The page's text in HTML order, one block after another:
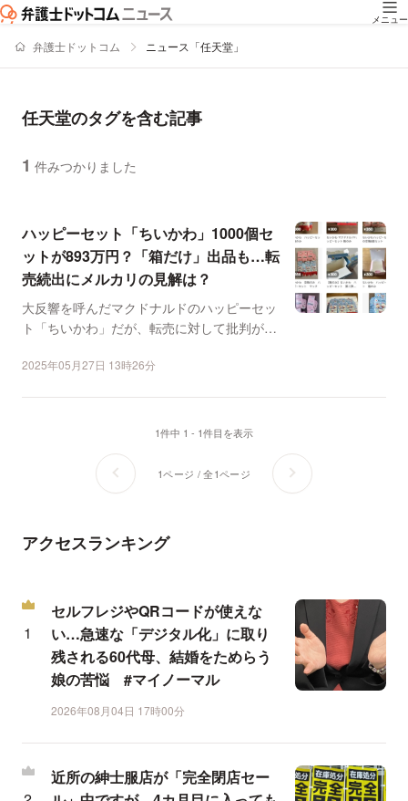
メニュー
弁護士ドットコム ニュース「任天堂」
任天堂のタグを含む記事
1 件みつかりました
ハッピーセット「ちいかわ」1000個セ
ットが893万円？「箱だけ」出品も…転
売続出にメルカリの見解は？
大反響を呼んだマクドナルドのハッピーセッ
ト「ちいかわ」だが、転売に対して批判が高
2025年05月27日 13時26分
1件中 1 - 1件目を表示
1ページ / 全1ページ
アクセスランキング
セルフレジやQRコードが使えな
い…急速な「デジタル化」に取り
残される60代母、結婚をためらう
娘の苦悩 #マイノーマル
2026年08月04日 17時00分
近所の紳士服店が「完全閉店セー